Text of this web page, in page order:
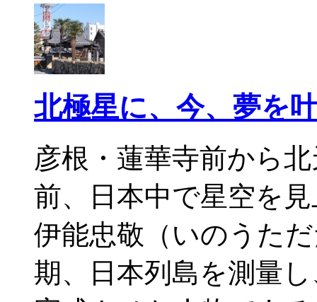
北極星に、今、夢を
彦根・蓮華寺前から
前、日本中で星空を
伊能忠敬（いのうた
期、日本列島を測量